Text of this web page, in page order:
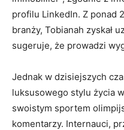
profilu LinkedIn. Z ponad
branży, Tobianah zyskał
sugeruje, że prowadzi
Jednak w dzisiejszych
luksusowego stylu życia
swoistym sportem
komentarzy. Internauci,